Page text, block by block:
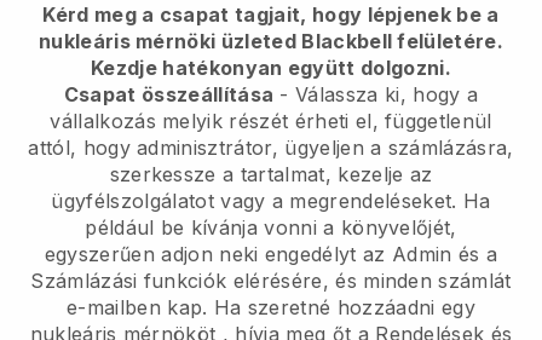
Kérd meg a csapat tagjait, hogy lépjenek be a
nukleáris mérnöki üzleted Blackbell felületére.
Kezdje hatékonyan együtt dolgozni.
Csapat összeállítása - Válassza ki, hogy a
vállalkozás melyik részét érheti el, függetlenül
attól, hogy adminisztrátor, ügyeljen a számlázásra,
szerkessze a tartalmat, kezelje az
ügyfélszolgálatot vagy a megrendeléseket. Ha
például be kívánja vonni a könyvelőjét,
egyszerűen adjon neki engedélyt az Admin és a
Számlázási funkciók elérésére, és minden számlát
e-mailben kap. Ha szeretné hozzáadni egy
nukleáris mérnököt , hívja meg őt a Rendelések és